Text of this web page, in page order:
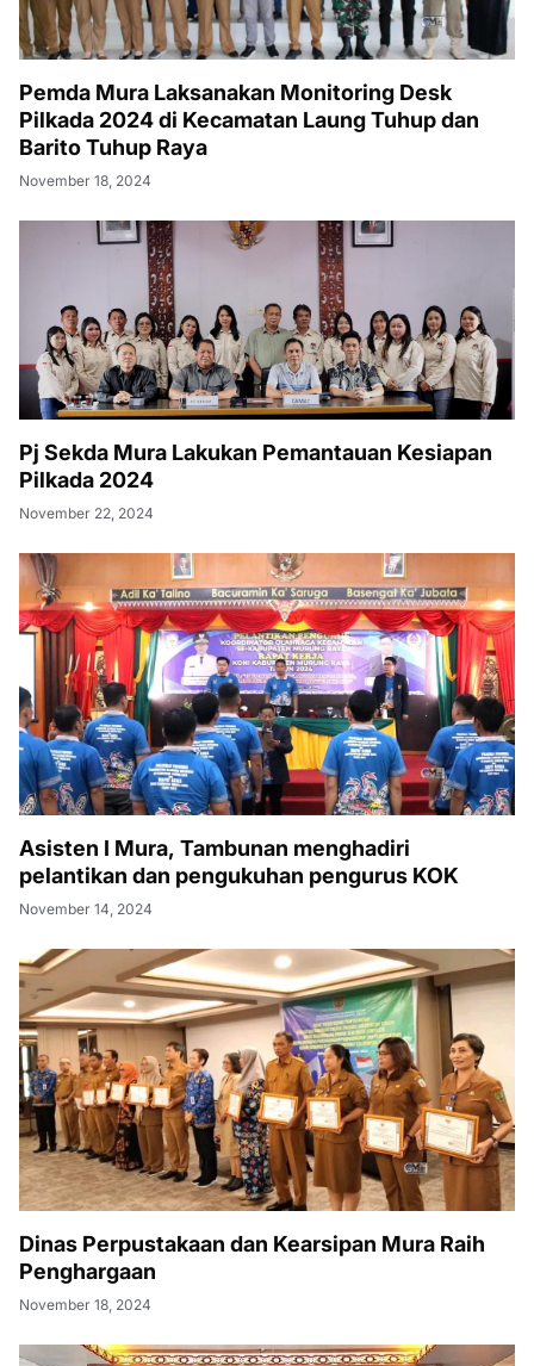
Pemda Mura Laksanakan Monitoring Desk
Pilkada 2024 di Kecamatan Laung Tuhup dan
Barito Tuhup Raya
November 18, 2024
Pj Sekda Mura Lakukan Pemantauan Kesiapan
Pilkada 2024
November 22, 2024
Asisten I Mura, Tambunan menghadiri
pelantikan dan pengukuhan pengurus KOK
November 14, 2024
Dinas Perpustakaan dan Kearsipan Mura Raih
Penghargaan
November 18, 2024